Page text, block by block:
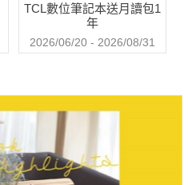
TCL數位筆記本送月讀包1
年
2026/06/20 - 2026/08/31